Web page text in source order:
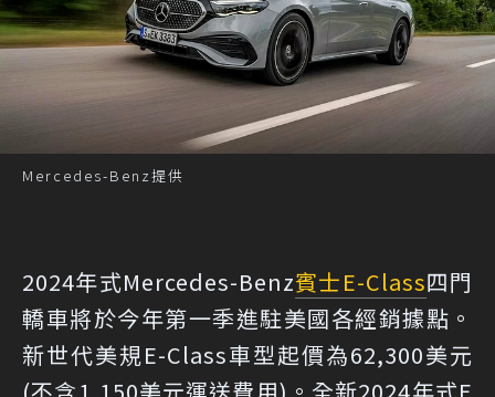
Mercedes-Benz提供
2024年式Mercedes-Benz賓士E-Class四門
轎車將於今年第一季進駐美國各經銷據點。
新世代美規E-Class車型起價為62,300美元
(不含1,150美元運送費用)。全新2024年式E